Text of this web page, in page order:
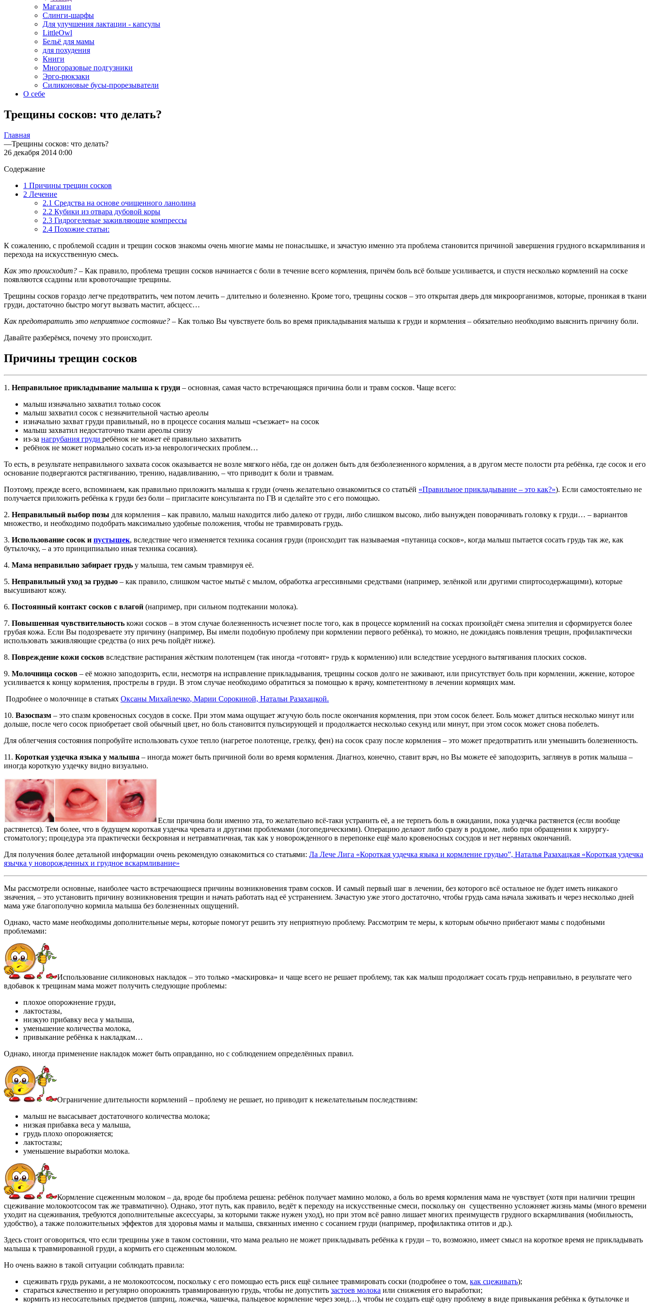
Магазин
Слинги-шарфы
Для улучшения лактации - капсулы
LittleOwl
Бельё для мамы
для похудения
Книги
Многоразовые подгузники
Эрго-рюкзаки
Силиконовые бусы-прорезыватели
О себе
Трещины сосков: что делать?
Главная
—Трещины сосков: что делать?
26 декабря 2014 0:00
Содержание
1 Причины трещин сосков
2 Лечение
2.1 Средства на основе очищенного ланолина
2.2 Кубики из отвара дубовой коры
2.3 Гидрогелевые заживляющие компрессы
2.4 Похожие статьи:
К сожалению, с проблемой ссадин и трещин сосков знакомы очень многие мамы не понаслышке, и зачастую именно эта проблема становится причиной завершения грудного вскармливания и
перехода на искусственную смесь.
Как это происходит? – Как правило, проблема трещин сосков начинается с боли в течение всего кормления, причём боль всё больше усиливается, и спустя несколько кормлений на соске
появляются ссадины или кровоточащие трещины.
Трещины сосков гораздо легче предотвратить, чем потом лечить – длительно и болезненно. Кроме того, трещины сосков – это открытая дверь для микроорганизмов, которые, проникая в ткани
груди, достаточно быстро могут вызвать мастит, абсцесс…
Как предотвратить это неприятное состояние? – Как только Вы чувствуете боль во время прикладывания малыша к груди и кормления – обязательно необходимо выяснить причину боли.
Давайте разберёмся, почему это происходит.
Причины трещин сосков
1. Неправильное прикладывание малыша к груди – основная, самая часто встречающаяся причина боли и травм сосков. Чаще всего:
малыш изначально захватил только сосок
малыш захватил сосок с незначительной частью ареолы
изначально захват груди правильный, но в процессе сосания малыш «съезжает» на сосок
малыш захватил недостаточно ткани ареолы снизу
из-за нагрубания груди ребёнок не может её правильно захватить
ребёнок не может нормально сосать из-за неврологических проблем…
То есть, в результате неправильного захвата сосок оказывается не возле мягкого нёба, где он должен быть для безболезненного кормления, а в другом месте полости рта ребёнка, где сосок и его
основание подвергаются растягиванию, трению, надавливанию, – что приводит к боли и травмам.
Поэтому, прежде всего, вспоминаем, как правильно приложить малыша к груди (очень желательно ознакомиться со статьёй «Правильное прикладывание – это как?»). Если самостоятельно не
получается приложить ребёнка к груди без боли – пригласите консультанта по ГВ и сделайте это с его помощью.
2. Неправильный выбор позы для кормления – как правило, малыш находится либо далеко от груди, либо слишком высоко, либо вынужден поворачивать головку к груди… – вариантов
множество, и необходимо подобрать максимально удобные положения, чтобы не травмировать грудь.
3. Использование сосок и пустышек, вследствие чего изменяется техника сосания груди (происходит так называемая «путаница сосков», когда малыш пытается сосать грудь так же, как
бутылочку, – а это принципиально иная техника сосания).
4. Мама неправильно забирает грудь у малыша, тем самым травмируя её.
5. Неправильный уход за грудью – как правило, слишком частое мытьё с мылом, обработка агрессивными средствами (например, зелёнкой или другими спиртосодержащими), которые
высушивают кожу.
6. Постоянный контакт сосков с влагой (например, при сильном подтекании молока).
7. Повышенная чувствительность кожи сосков – в этом случае болезненность исчезнет после того, как в процессе кормлений на сосках произойдёт смена эпителия и сформируется более
грубая кожа. Если Вы подозреваете эту причину (например, Вы имели подобную проблему при кормлении первого ребёнка), то можно, не дожидаясь появления трещин, профилактически
использовать заживляющие средства (о них речь пойдёт ниже).
8. Повреждение кожи сосков вследствие растирания жёстким полотенцем (так иногда «готовят» грудь к кормлению) или вследствие усердного вытягивания плоских сосков.
9. Молочница сосков – её можно заподозрить, если, несмотря на исправление прикладывания, трещины сосков долго не заживают, или присутствует боль при кормлении, жжение, которое
усиливается к концу кормления, прострелы в груди. В этом случае необходимо обратиться за помощью к врачу, компетентному в лечении кормящих мам.
Подробнее о молочнице в статьях Оксаны Михайлечко, Марии Сорокиной, Натальи Разахацкой.
10. Вазоспазм – это спазм кровеносных сосудов в соске. При этом мама ощущает жгучую боль после окончания кормления, при этом сосок белеет. Боль может длиться несколько минут или
дольше, после чего сосок приобретает свой обычный цвет, но боль становится пульсирующей и продолжается несколько секунд или минут, при этом сосок может снова побелеть.
Для облегчения состояния попробуйте использовать сухое тепло (нагретое полотенце, грелку, фен) на сосок сразу после кормления – это может предотвратить или уменьшить болезненность.
11. Короткая уздечка языка у малыша – иногда может быть причиной боли во время кормления. Диагноз, конечно, ставит врач, но Вы можете её заподозрить, заглянув в ротик малыша –
иногда короткую уздечку видно визуально.
Если причина боли именно эта, то желательно всё-таки устранить её, а не терпеть боль в ожидании, пока уздечка растянется (если вообще
растянется). Тем более, что в будущем короткая уздечка чревата и другими проблемами (логопедическими). Операцию делают либо сразу в роддоме, либо при обращении к хирургу-
стоматологу; процедура эта практически бескровная и нетравматичная, так как у новорожденного в перепонке ещё мало кровеносных сосудов и нет нервных окончаний.
Для получения более детальной информации очень рекомендую ознакомиться со статьями: Ла Лече Лига «Короткая уздечка языка и кормление грудью”, Наталья Разахацкая «Короткая уздечка
язычка у новорожденных и грудное вскармливание»
Мы рассмотрели основные, наиболее часто встречающиеся причины возникновения травм сосков. И самый первый шаг в лечении, без которого всё остальное не будет иметь никакого
значения, – это установить причину возникновения трещин и начать работать над её устранением. Зачастую уже этого достаточно, чтобы грудь сама начала заживать и через несколько дней
мама уже благополучно кормила малыша без болезненных ощущений.
Однако, часто маме необходимы дополнительные меры, которые помогут решить эту неприятную проблему. Рассмотрим те меры, к которым обычно прибегают мамы с подобными
проблемами:
Использование силиконовых накладок – это только «маскировка» и чаще всего не решает проблему, так как малыш продолжает сосать грудь неправильно, в результате чего
вдобавок к трещинам мама может получить следующие проблемы:
плохое опорожнение груди,
лактостазы,
низкую прибавку веса у малыша,
уменьшение количества молока,
привыкание ребёнка к накладкам…
Однако, иногда применение накладок может быть оправданно, но с соблюдением определённых правил.
Ограничение длительности кормлений – проблему не решает, но приводит к нежелательным последствиям:
малыш не высасывает достаточного количества молока;
низкая прибавка веса у малыша,
грудь плохо опорожняется;
лактостазы;
уменьшение выработки молока.
Кормление сцеженным молоком – да, вроде бы проблема решена: ребёнок получает мамино молоко, а боль во время кормления мама не чувствует (хотя при наличии трещин
сцеживание молокоотсосом так же травматично). Однако, этот путь, как правило, ведёт к переходу на искусственные смеси, поскольку он существенно усложняет жизнь мамы (много времени
уходит на сцеживания, требуются дополнительные аксессуары, за которыми также нужен уход), но при этом всё равно лишает многих преимуществ грудного вскармливания (мобильность,
удобство), а также положительных эффектов для здоровья мамы и малыша, связанных именно с сосанием груди (например, профилактика отитов и др.).
Здесь стоит оговориться, что если трещины уже в таком состоянии, что мама реально не может прикладывать ребёнка к груди – то, возможно, имеет смысл на короткое время не прикладывать
малыша к травмированной груди, а кормить его сцеженным молоком.
Но очень важно в такой ситуации соблюдать правила:
сцеживать грудь руками, а не молокоотсосом, поскольку с его помощью есть риск ещё сильнее травмировать соски (подробнее о том, как сцеживать);
стараться качественно и регулярно опорожнять травмированную грудь, чтобы не допустить застоев молока или снижения его выработки;
кормить из несосательных предметов (шприц, ложечка, чашечка, пальцевое кормление через зонд…), чтобы не создать ещё одну проблему в виде привыкания ребёнка к бутылочке и